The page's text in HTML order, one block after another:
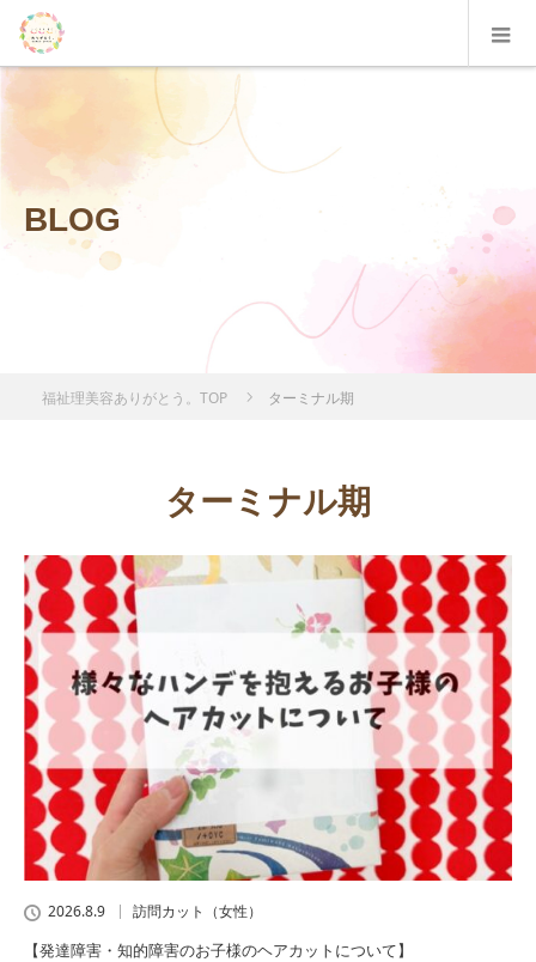
BLOG
福祉理美容ありがとう。TOP ターミナル期
ターミナル期
2026.8.9 訪問カット（女性）
【発達障害・知的障害のお子様のヘアカットについて】